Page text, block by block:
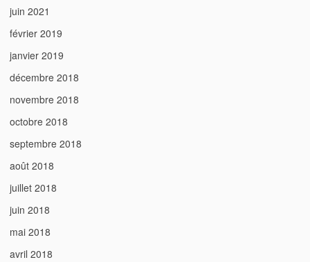
juin 2021
février 2019
janvier 2019
décembre 2018
novembre 2018
octobre 2018
septembre 2018
août 2018
juillet 2018
juin 2018
mai 2018
avril 2018